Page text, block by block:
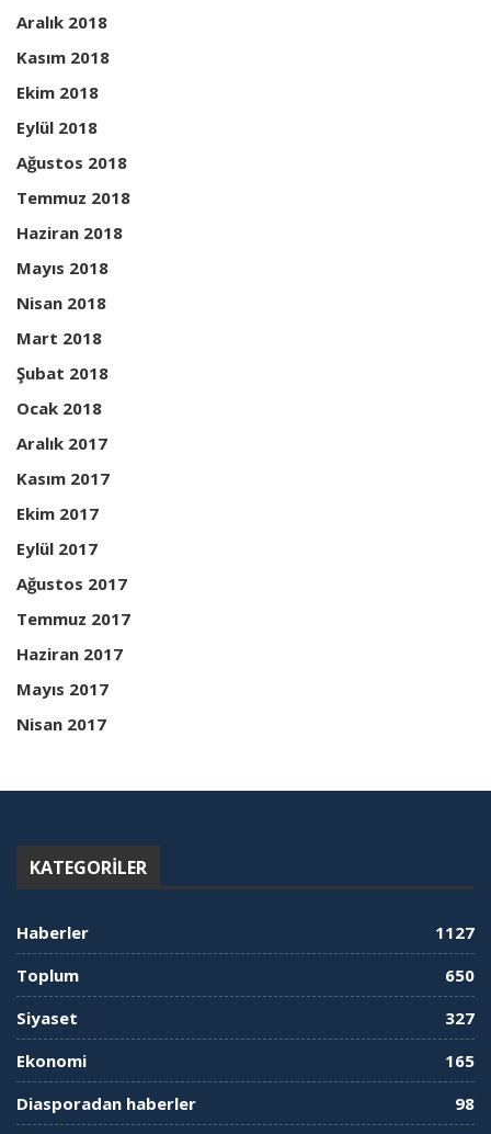
Aralık 2018
Kasım 2018
Ekim 2018
Eylül 2018
Ağustos 2018
Temmuz 2018
Haziran 2018
Mayıs 2018
Nisan 2018
Mart 2018
Şubat 2018
Ocak 2018
Aralık 2017
Kasım 2017
Ekim 2017
Eylül 2017
Ağustos 2017
Temmuz 2017
Haziran 2017
Mayıs 2017
Nisan 2017
KATEGORILER
Haberler
1127
Toplum
650
Siyaset
327
Ekonomi
165
Diasporadan haberler
98